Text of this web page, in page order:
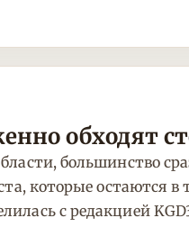
обходят
большинство
которые остаются
с редакцией